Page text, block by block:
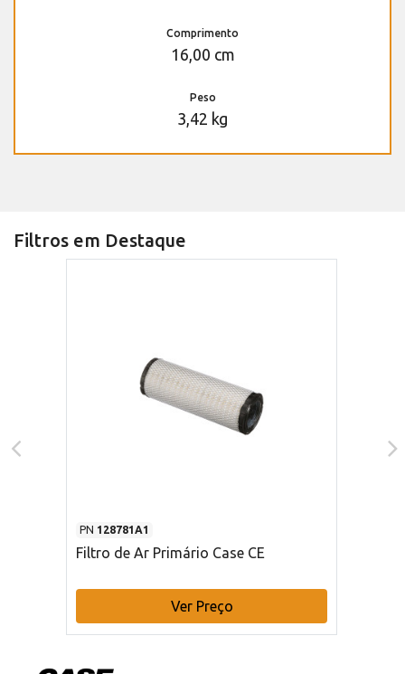
Comprimento
16,00 cm
Peso
3,42 kg
Filtros em Destaque
PN 128781A1
Filtro de Ar Primário Case CE
Ver Preço